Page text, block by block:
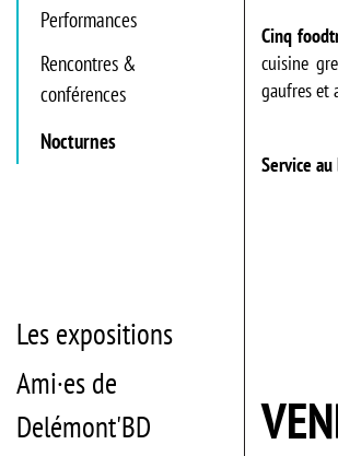
Performances
Rencontres &
conférences
Nocturnes
Les expositions
Ami·es de
Delémont'BD
Cinq
cuisine
gaufres et
Service au